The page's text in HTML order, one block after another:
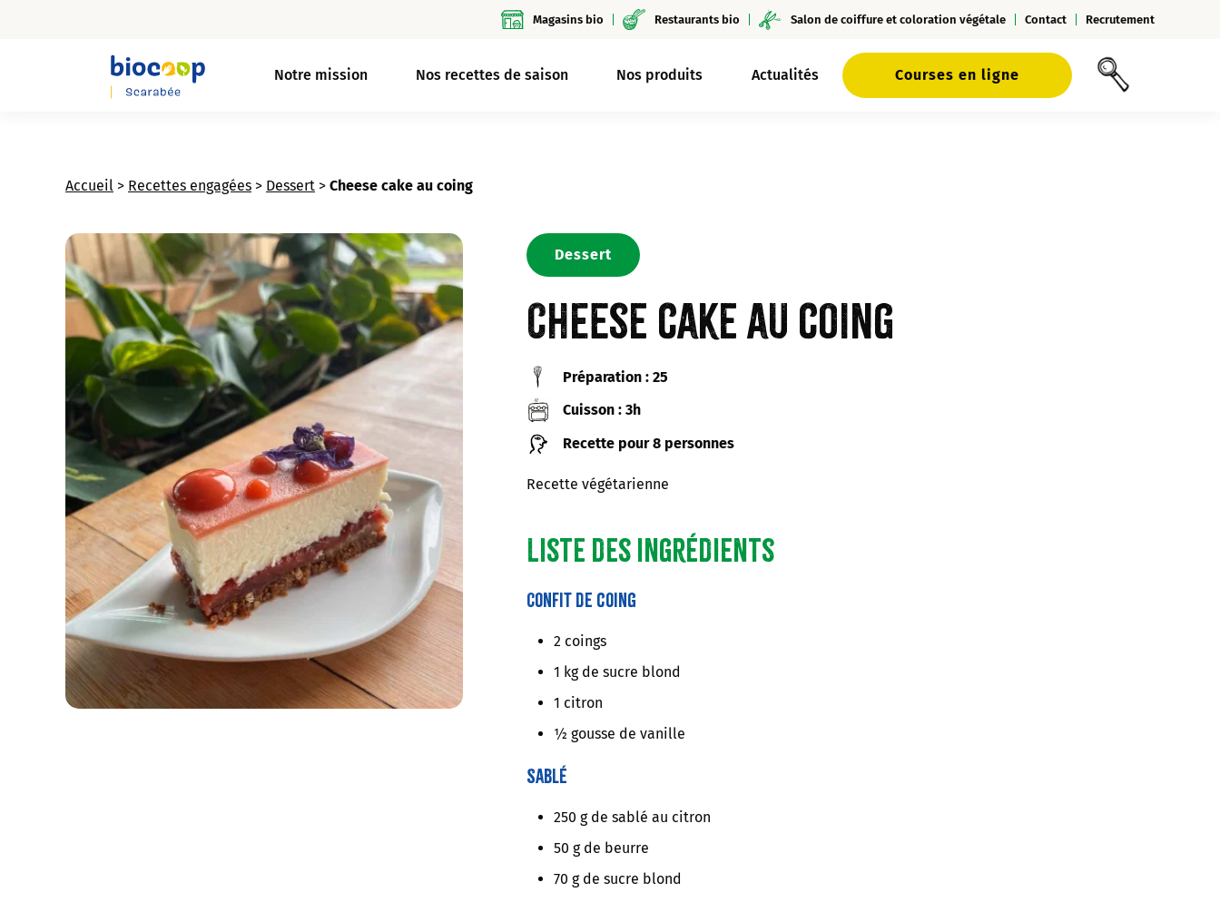
Magasins bio Restaurants bio Salon de coiffure et coloration végétale Contact Recrutement
Notre mission Nos recettes de saison Nos produits Actualités Courses en ligne
Accueil > Recettes engagées > Dessert > Cheese cake au coing
Dessert
Cheese cake au coing
Préparation : 25
Cuisson : 3h
Recette pour 8 personnes
Recette végétarienne
Liste des ingrédients
Confit de coing
2 coings
1 kg de sucre blond
1 citron
½ gousse de vanille
Sablé
250 g de sablé au citron
50 g de beurre
70 g de sucre blond